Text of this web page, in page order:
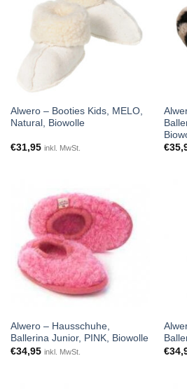
Alwero – Booties Kids, MELO,
Natural, Biowolle
€31,95 inkl. MwSt.
€
Alwero – Hausschuhe,
Ballerina Junior, PINK, Biowolle
€34,95 inkl. MwSt.
€